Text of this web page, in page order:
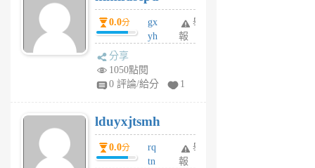
5
個
月
0.0分
gx
yh
jl
月
前
舉
報
分享
1050點閱
0 評論/給分
1
lduyxjtsmh
0.0分
rq
tn
舉
報